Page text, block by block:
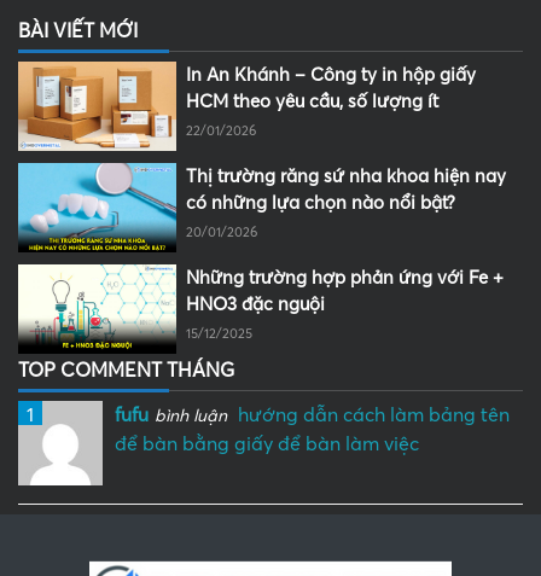
BÀI VIẾT MỚI
In An Khánh – Công ty in hộp giấy
HCM theo yêu cầu, số lượng ít
22/01/2026
Thị trường răng sứ nha khoa hiện nay
có những lựa chọn nào nổi bật?
20/01/2026
Những trường hợp phản ứng với Fe +
HNO3 đặc nguội
15/12/2025
TOP COMMENT THÁNG
1 fufu bình luận
hướng dẫn cách làm bảng tên
để bàn bằng giấy để bàn làm việc